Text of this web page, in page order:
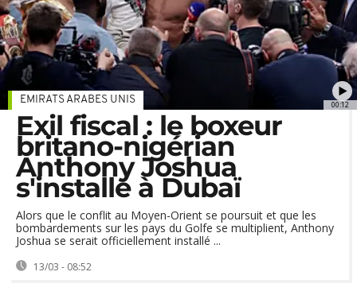
00:12
EMIRATS ARABES UNIS
Exil fiscal : le boxeur
britano-nigérian
Anthony Joshua
s'installe à Dubaï
Alors que le conflit au Moyen-Orient se poursuit et que les
bombardements sur les pays du Golfe se multiplient, Anthony
Joshua se serait officiellement installé ...
13/03 - 08:52